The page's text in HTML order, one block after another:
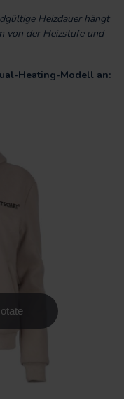
Heizdauer hängt
von der Heizstufe und
Heating-Modell an: